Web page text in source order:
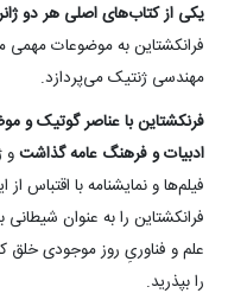
یکی از کتاب‌های اصلی هر دو
فرانکشتاین به موضوعات مهمی
مهندسی ژنتیک می‌پردازد.
فرنکشتاین با عناصر گوتیک و
ادبیات و فرهنگ عامه گذاشتو
فیلم‌ها و نمایشنامه با اقتباس
فرانکشتاین را به عنوان
علم و فناوریِ روز موجودی
را بپذرید.